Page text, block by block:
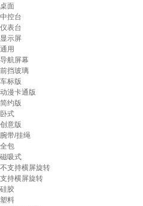
桌面
中控台
仪表台
显示屏
通用
导航屏幕
前挡玻璃
车标版
动漫卡通版
简约版
卧式
创意版
腕带/挂绳
全包
磁吸式
不支持横屏旋转
支持横屏旋转
硅胶
塑料